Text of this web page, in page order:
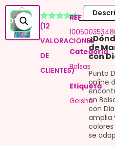
¡Oferta!
Valorado
de 5 en
11
valoraciones
clientes
(12
VALORACIONES
DE
CLIENTES)
REF
Categoria
Bolsas
Etiqueta
Geisha
de
con
Punto
online
en
con
amplia
se